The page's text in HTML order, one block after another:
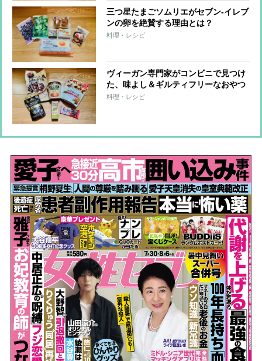
三つ星たまごソムリエがセブン-イレブ
ンの卵を絶賛する理由とは？
料理・レシピ
ヴィーガン専門家がコンビニで見つけ
た、味よし＆ギルティフリーなおやつ
6品
料理・レシピ